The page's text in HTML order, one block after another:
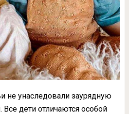
унаследовали заурядную
дети отличаются особой